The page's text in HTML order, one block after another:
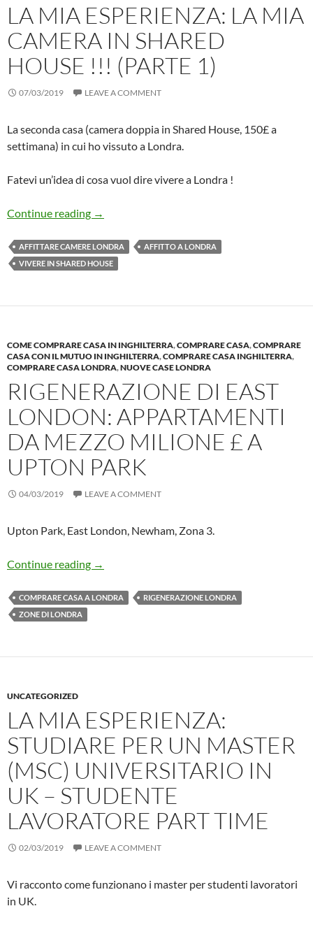
LA MIA ESPERIENZA: LA MIA
CAMERA IN SHARED
HOUSE !!! (PARTE 1)
07/03/2019 LEAVE A COMMENT
La seconda casa (camera doppia in Shared House, 150£ a
settimana) in cui ho vissuto a Londra.
Fatevi un’idea di cosa vuol dire vivere a Londra !
Continue reading La Mia Esperienza: LA MIA CAMERA IN
→
AFFITTARE CAMERE LONDRA
AFFITTO A LONDRA
VIVERE IN SHARED HOUSE
COME COMPRARE CASA IN INGHILTERRA,COMPRARE CASA,COMPRARE
CASA CON IL MUTUO IN INGHILTERRA,COMPRARE CASA INGHILTERRA,
COMPRARE CASA LONDRA,NUOVE CASE LONDRA
RIGENERAZIONE DI EAST
LONDON: APPARTAMENTI
DA MEZZO MILIONE £ A
UPTON PARK
04/03/2019 LEAVE A COMMENT
Upton Park, East London, Newham, Zona 3.
Continue reading Rigenerazione di East London:
→
COMPRARE CASA A LONDRA
RIGENERAZIONE LONDRA
ZONE DI LONDRA
UNCATEGORIZED
LA MIA ESPERIENZA:
STUDIARE PER UN MASTER
(MSC) UNIVERSITARIO IN
UK – STUDENTE
LAVORATORE PART TIME
02/03/2019 LEAVE A COMMENT
Vi racconto come funzionano i master per studenti lavoratori
in UK.